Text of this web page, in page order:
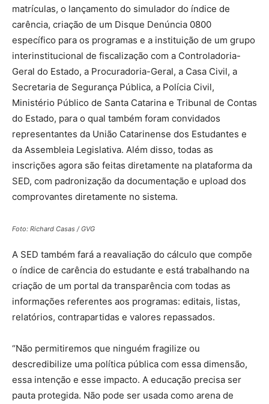
matrículas, o lançamento do simulador do índice de
carência, criação de um Disque Denúncia 0800
específico para os programas e a instituição de um grupo
interinstitucional de fiscalização com a Controladoria-
Geral do Estado, a Procuradoria-Geral, a Casa Civil, a
Secretaria de Segurança Pública, a Polícia Civil,
Ministério Público de Santa Catarina e Tribunal de Contas
do Estado, para o qual também foram convidados
representantes da União Catarinense dos Estudantes e
da Assembleia Legislativa. Além disso, todas as
inscrições agora são feitas diretamente na plataforma da
SED, com padronização da documentação e upload dos
comprovantes diretamente no sistema.
Foto: Richard Casas / GVG
A SED também fará a reavaliação do cálculo que compõe
o índice de carência do estudante e está trabalhando na
criação de um portal da transparência com todas as
informações referentes aos programas: editais, listas,
relatórios, contrapartidas e valores repassados.
“Não permitiremos que ninguém fragilize ou
descredibilize uma política pública com essa dimensão,
essa intenção e esse impacto. A educação precisa ser
pauta protegida. Não pode ser usada como arena de